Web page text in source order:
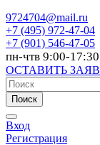
9724704@mail.ru
+7 (495) 972-47-04
+7 (901) 546-47-05
пн-чтв 9:00-
ОСТАВИТЬ
Поиск
Вход
Регистрация